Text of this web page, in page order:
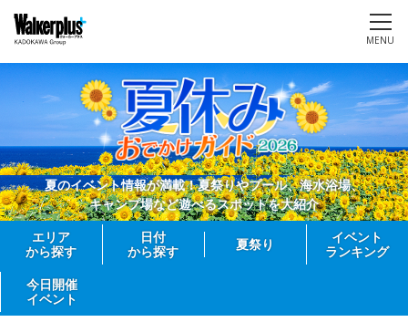
MENU
夏のイベント情報が満載！夏祭りやプール、海水浴場、
キャンプ場など遊べるスポットを大紹介
エリア
から探す
日付
から探す
夏祭り
イベント
ランキング
今日開催
イベント